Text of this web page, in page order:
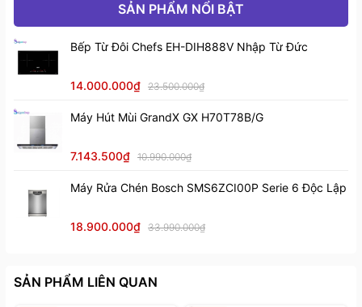
chuẩn châu Âu CW617N, mang lại độ bền cao, chống
ăn mòn và đảm bảo an toàn cho nguồn nước sinh
hoạt.
Các linh kiện bên trong đều đạt tiêu chuẩn quốc tế,
giúp vòi vận hành ổn định và có tuổi thọ lâu dài.
SẢN PHẨM NỔI BẬT
Bếp Từ Đôi Chefs EH-DIH888V Nhập Từ Đức
14.000.000₫ 23.500.000₫
Máy Hút Mùi GrandX GX H70T78B/G
7.143.500₫ 10.990.000₫
Máy Rửa Chén Bosch SMS6ZCI00P Serie 6 Độc Lập
18.900.000₫ 33.990.000₫
SẢN PHẨM LIÊN QUAN